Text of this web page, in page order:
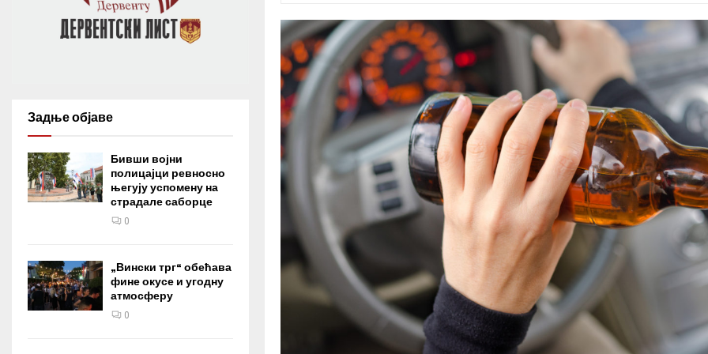
Задње објаве
Бивши војни
полицајци ревносно
његују успомену на
страдале саборце
0
„Вински трг“ обећава
фине окусе и угодну
атмосферу
0